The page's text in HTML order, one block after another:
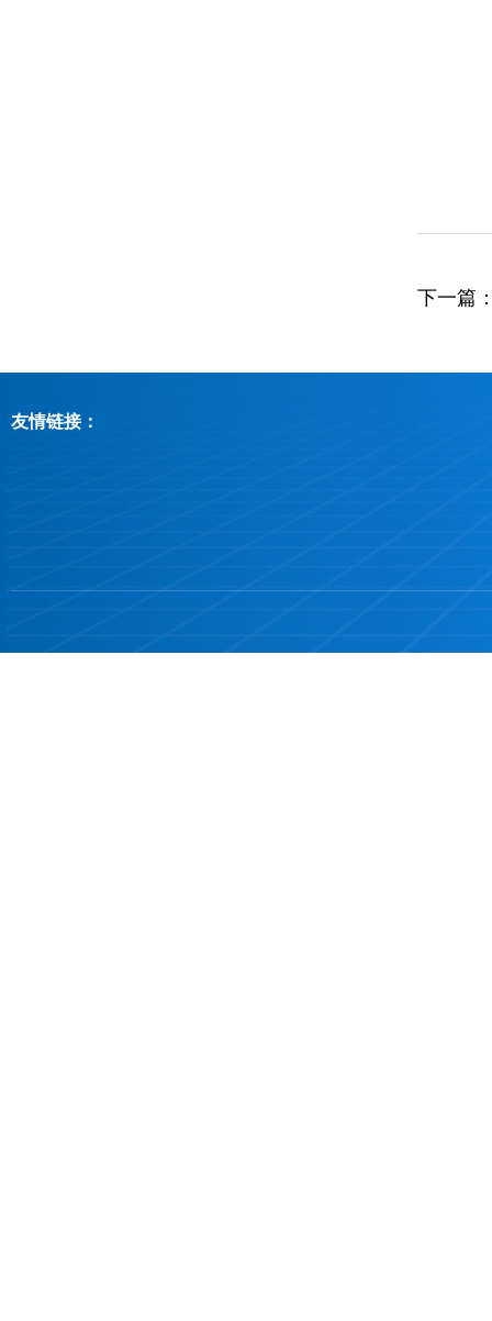
下一篇
友情链接：